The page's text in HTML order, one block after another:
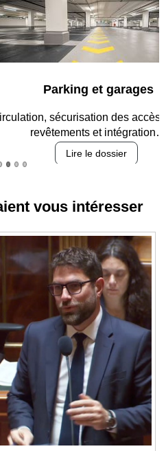
et garages
des accès, durabilité des
et intégration…
vous intéresser